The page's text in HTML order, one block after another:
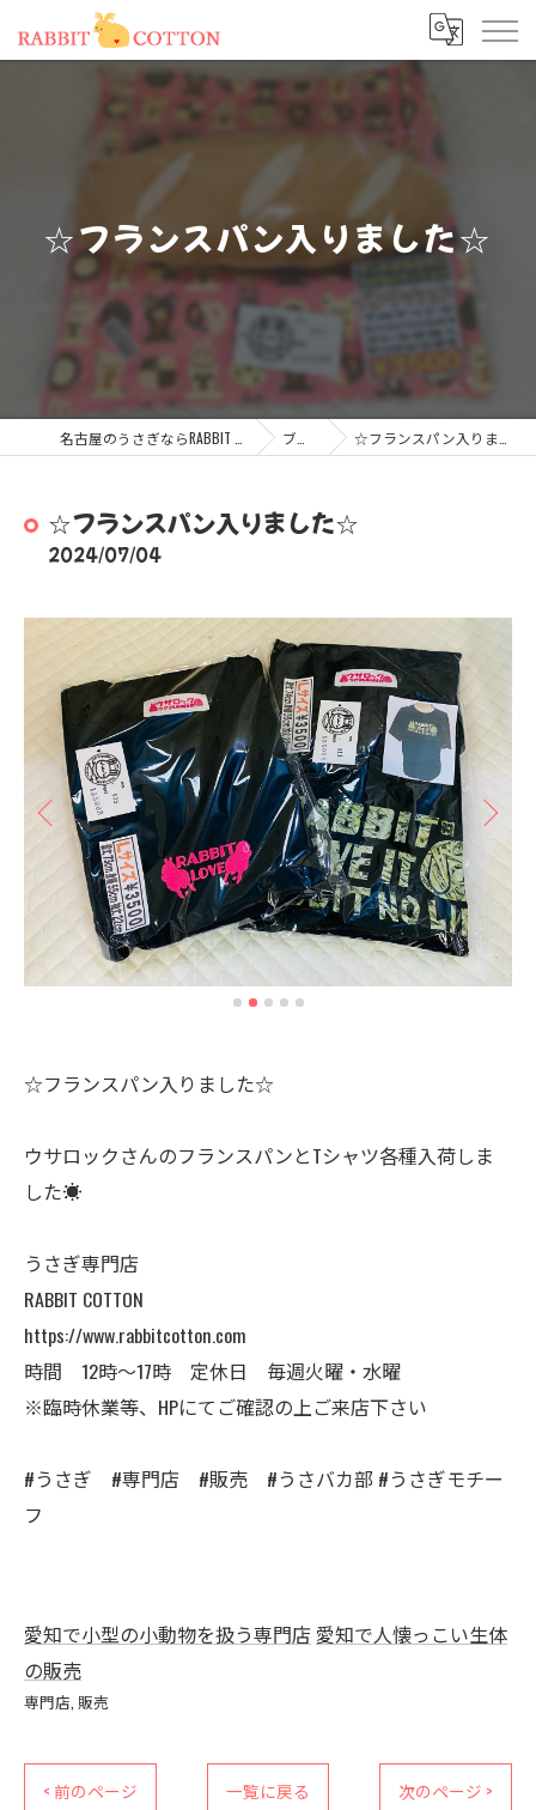
☆フランスパン入りました☆
ブログ ☆フランスパン入りました☆
☆フランスパン入りました☆
2024/07/04
☆フランスパン入りました☆
ウサロックさんのフランスパンとTシャツ各種入荷しま
した☀️
うさぎ専門店
RABBIT COTTON
https://www.rabbitcotton.com
時間 12時〜17時 定休日 毎週火曜・水曜
※臨時休業等、HPにてご確認の上ご来店下さい
#うさぎ #専門店 #販売 #うさバカ部 #うさぎモチー
フ
愛知で小型の小動物を扱う専門店 愛知で人懐っこい生体
の販売
専門店 販売
< 前のページ 一覧に戻る 次のページ >